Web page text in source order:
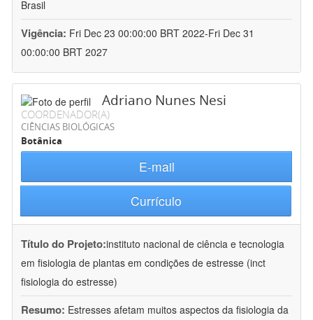
Brasil
Vigência: Fri Dec 23 00:00:00 BRT 2022-Fri Dec 31
00:00:00 BRT 2027
Adriano Nunes Nesi
COORDENADOR(A)
CIÊNCIAS BIOLÓGICAS
Botânica
E-mail
Currículo
Título do Projeto:instituto nacional de ciência e tecnologia
em fisiologia de plantas em condições de estresse (inct
fisiologia do estresse)
Resumo: Estresses afetam muitos aspectos da fisiologia da